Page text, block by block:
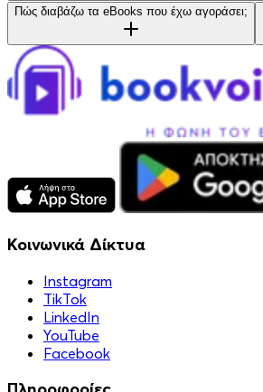
Πώς διαβάζω τα eBooks που έχω αγοράσει;
Κοινωνικά Δίκτυα
Instagram
TikTok
LinkedIn
YouTube
Facebook